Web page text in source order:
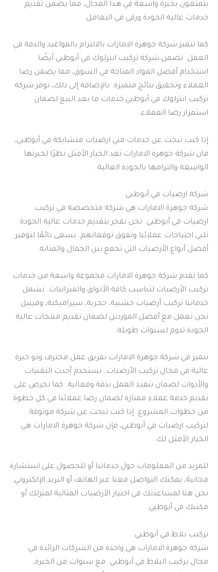
يتمتعون بخبرة واسعة في هذا المجال، مما يضمن تقديم
خدمات عالية الجودة ورقي في التعامل.
كما تتميز شركة جوهرة الامارات بالالتزام بالمواعيد والدقة في
العمل. تضمن شركة تركيب انترلوك في أبوظبي أيضًا
استخدام أفضل المواد المتاحة في السوق، مما يضمن رضا
العملاء وتحقيق نتائج متميزة. بالإضافة إلى ذلك، توفر شركة
تركيب انترلوك في أبوظبي خدمات ما بعد البيع لضمان
استمرار رضا العملاء.
إذا كنت تبحث عن خدمات فني ارضيات متشابكة في أبوظبي،
فان شركة جوهرة الامارات تعد الخيار الأمثل نظرًا لخبرتها
الواسعة والتزامها بالجودة العالية.
شركة ارضيات في أبوظبي
شركة جوهرة الامارات هي شركة متخصصة في تركيب
ارضيات في أبوظبي. نحن نفخر بتقديم خدمات عالية الجودة
تلبي احتياجات عملائنا وتفوق توقعاتهم. نسعى دائمًا لتوفير
أفضل أنواع الأرضيات التي تجمع بين الجمال والمتانة.
كما تقدم شركة جوهرة الامارات مجموعة واسعة من خدمات
تركيب الأرضيات لتناسب كافة الأذواق والميزانيات. تشمل
خدماتنا تركيب أرضيات خشبية، حجرية، سيراميكية، وفينيل.
نحن نعمل مع أفضل الموردين لضمان تقديم منتجات عالية
الجودة تدوم لسنوات طويلة.
نتميز في شركة جوهرة الامارات بفريق عمل محترف وذو خبرة
عالية في مجال تركيب الأرضيات. نستخدم أحدث التقنيات
والأدوات لضمان تنفيذ العمل بدقة وفعالية. كما نحرص على
تقديم خدمة عملاء ممتازة لضمان رضا عملائنا في كل خطوة
من خطوات المشروع. إذا كنت تبحث عن شركة موثوقة
لتركيب ارضيات في أبوظبي، فإن شركة جوهرة الامارات هي
الخيار الأمثل لك.
للمزيد من المعلومات حول خدماتنا أو للحصول على استشارة
مجانية، يمكنك التواصل معنا عبر الهاتف أو البريد الإلكتروني.
نحن هنا لمساعدتك في اختيار الأرضيات المثالية لمنزلك أو
مكتبك في أبوظبي.
تركيب بلاط في أبوظبي
شركة جوهرة الامارات هي واحدة من الشركات الرائدة في
مجال تركيب البلاط في أبوظبي. مع سنوات من الخبرة،